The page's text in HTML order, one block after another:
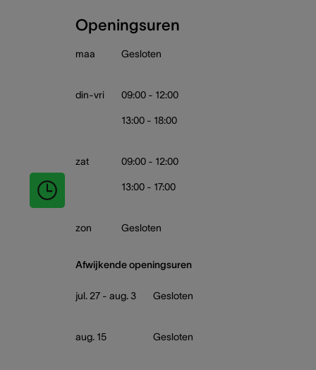
Openingsuren
maa Gesloten
din-vri 09:00 - 12:00
13:00 - 18:00
zat 09:00 - 12:00
13:00 - 17:00
zon Gesloten
Afwijkende openingsuren
jul. 27 - aug. 3 Gesloten
aug. 15 Gesloten